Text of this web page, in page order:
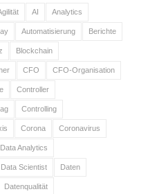
AI Analytics
Automatisierung Berichte
Blockchain
CFO CFO-Organisation
Controller
Controlling
Corona Coronavirus
Data Analytics
Data Scientist Daten
Datenqualität